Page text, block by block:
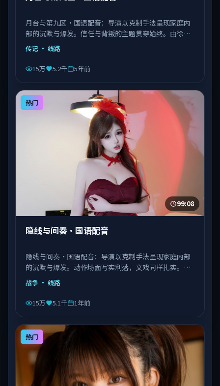
月台与第九区·国语配音：导演以克制手法呈现家庭内
部的沉默与爆发。信任与背叛的主题贯穿始终。由徐克
执导，章子怡、菅田将晖、张子枫等主演，中国台湾出
品，类型为传记。
传记 · 线路
15万 5.2千 5年前
热门
99:08
隐线与间奏·国语配音
隐线与间奏·国语配音：导演以克制手法呈现家庭内部
的沉默与爆发。动作场面写实利落，文戏同样扎实。由
李安执导，王景春、艾伦、赵丽颖等主演，中国大陆出
品，类型为战争。
战争 · 线路
15万 5.1千 1年前
热门